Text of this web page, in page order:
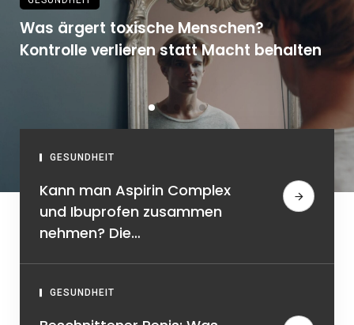
Was ärgert toxische Menschen?
Kontrolle verlieren statt Macht behalten
GESUNDHEIT
Kann man Aspirin Complex
und Ibuprofen zusammen
nehmen? Die
GESUNDHEIT